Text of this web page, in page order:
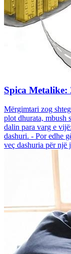
Spica Metalike:
Mërgimtari zog
plot dhurata, mbush
dalin para varg e
dashuri. - Por edhe
veç dashuria për një